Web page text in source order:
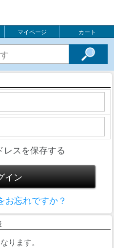
マイページ カート
レスを保存する
お忘れですか？
ります。